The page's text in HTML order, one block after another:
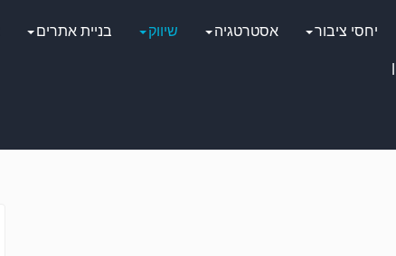
יחסי ציבור אסטרטגיה שיווק בניית אתרים